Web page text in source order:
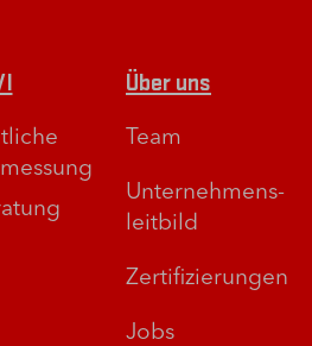
Über uns
Team
Unternehmens­
leitbild
Zertifizierungen
Jobs